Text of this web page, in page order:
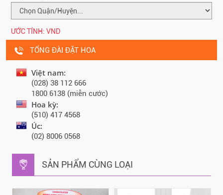
ƯỚC TÍNH: VND
TỔNG ĐÀI ĐẶT HOA
Việt nam:
(028) 38 112 666
1800 6138 (miễn cước)
Hoa kỳ:
(510) 417 4568
Úc:
(02) 8006 0568
SẢN PHẨM CÙNG LOẠI